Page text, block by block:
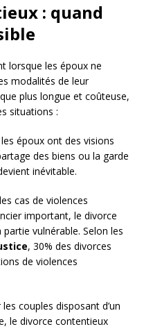
: quand
lorsque les époux ne
modalités de leur
plus longue et coûteuse,
situations :
époux ont des visions
des biens ou la garde
inévitable.
cas de violences
important, le divorce
vulnérable. Selon les
, 30% des divorces
de violences
les couples disposant d’un
le divorce contentieux